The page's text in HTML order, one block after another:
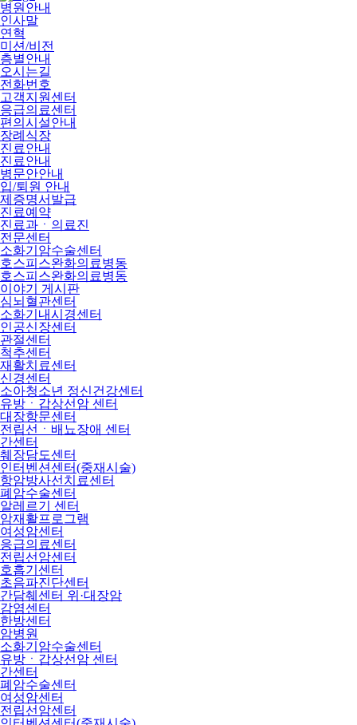
병원안내
인사말
연혁
미션/비전
층별안내
오시는길
전화번호
고객지원센터
응급의료센터
편의시설안내
장례식장
진료안내
진료안내
병문안안내
입/퇴원 안내
제증명서발급
진료예약
진료과ㆍ의료진
전문센터
소화기암수술센터
호스피스완화의료병동
호스피스완화의료병동
이야기 게시판
심뇌혈관센터
소화기내시경센터
인공신장센터
관절센터
척추센터
재활치료센터
신경센터
소아청소년 정신건강센터
유방ㆍ갑상선암 센터
대장항문센터
전립선ㆍ배뇨장애 센터
간센터
췌장담도센터
인터벤션센터(중재시술)
항암방사선치료센터
폐암수술센터
알레르기 센터
암재활프로그램
여성암센터
응급의료센터
전립선암센터
호흡기센터
초음파진단센터
간담췌센터 위·대장암
감염센터
한방센터
암병원
소화기암수술센터
유방ㆍ갑상선암 센터
간센터
폐암수술센터
여성암센터
전립선암센터